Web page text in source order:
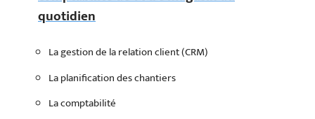
quotidien
La gestion de la relation client (CRM)
La planification des chantiers
La comptabilité